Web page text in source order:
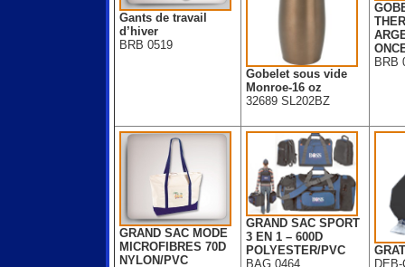
Gants de travail
d’hiver
BRB 0519
Gobelet sous vide
Monroe-16 oz
32689 SL202BZ
BRB
GRAND SAC MODE
MICROFIBRES 70D
NYLON/PVC
GRAND SAC SPORT
3 EN 1 – 600D
POLYESTER/PVC
BAG 0464